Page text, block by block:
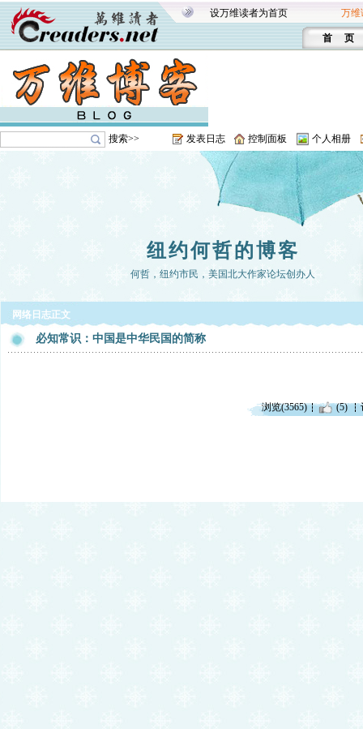
设万维读者为首页 万维
首 页
搜索>> 发表日志 控制面板 个人相册
纽约何哲的博客
何哲，纽约市民，美国北大作家论坛创办人
网络日志正文
必知常识：中国是中华民国的简称
浏览(3565) (5)